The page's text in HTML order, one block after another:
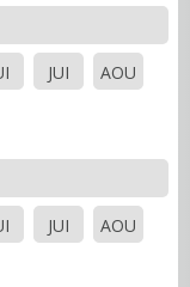
JUI
AOU
JUI
AOU